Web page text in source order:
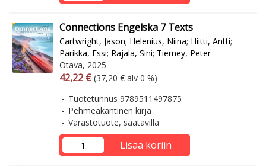
Connections Engelska 7 Texts
Cartwright, Jason; Helenius, Niina; Hiitti, Antti;
Parikka, Essi; Rajala, Sini; Tierney, Peter
Otava, 2025
Arvonlisäverollinen hinta
42,22 € Arvonlisäveroton hinta
(37,20 € alv 0 %)
Tuotetunnus 9789511497875
Pehmeäkantinen kirja
Varastotuote, saatavilla
Lisää koriin